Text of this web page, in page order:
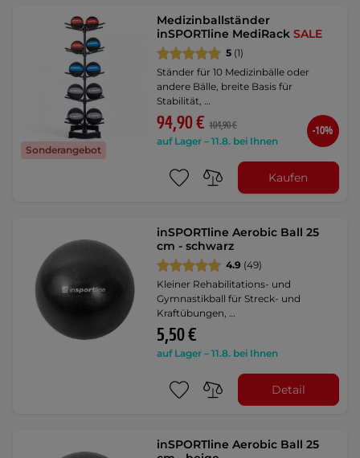
Sonderangebot
Medizinballständer
inSPORTline MediRackSALE
5 (1)
Ständer für 10 Medizinbälle oder
andere Bälle, breite Basis für
Stabilität, …
94,90 € 104,90 €
auf Lager – 11.8. bei Ihnen
-10%
Kaufen
inSPORTline Aerobic Ball 25
cm - schwarz
4.9 (49)
Kleiner Rehabilitations- und
Gymnastikball für Streck- und
Kraftübungen, …
5,50 €
auf Lager – 11.8. bei Ihnen
Detail
inSPORTline Aerobic Ball 25